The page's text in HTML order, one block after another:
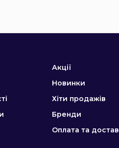
Акції
Новинки
Хіти продажів
Бренди
Оплата та